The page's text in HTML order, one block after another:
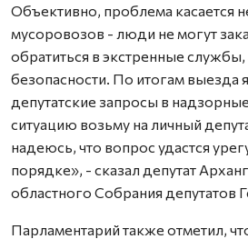
Объективно, проблема касается
мусоровозов - люди не могут
обратиться в экстренные
безопасности. По итогам выезда
депутатские запросы в
ситуацию возьму на личный
надеюсь, что вопрос удастся
порядке», - сказал депутат
областного Собрания депутатов
Парламентарий также отметил,